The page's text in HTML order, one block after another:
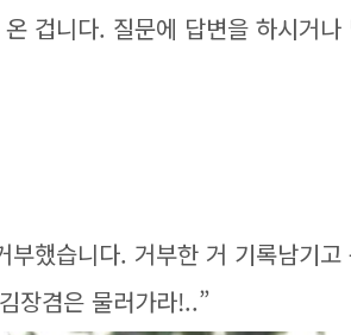
겁니다. 질문에 답변을 하시거나
했습니다. 거부한 거 기록남기고
장겸은 물러가라!..”